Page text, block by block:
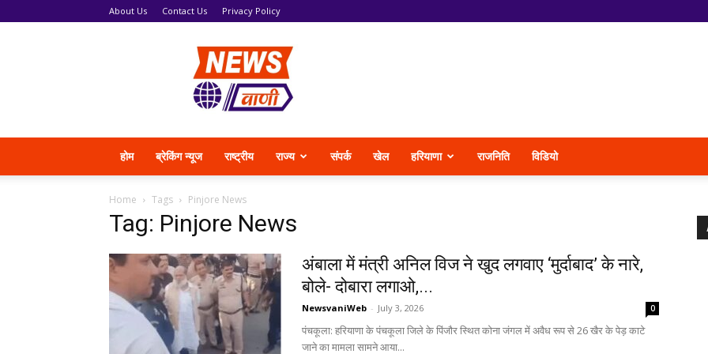
About Us Contact Us Privacy Policy
News
Vani
होम ब्रेकिंग न्यूज राष्ट्रीय राज्य संपर्क खेल हरियाणा राजनिति विडियो
Home Tags Pinjore News
Tag: Pinjore News
अंबाला में मंत्री अनिल विज ने खुद लगवाए ‘मुर्दाबाद’ के नारे,
बोले- दोबारा लगाओ,...
NewsvaniWeb - July 3, 2026 0
पंचकूला: हरियाणा के पंचकूला जिले के पिंजौर स्थित कोना जंगल में अवैध रूप से 26 खैर के पेड़ काटे
जाने का मामला सामने आया...